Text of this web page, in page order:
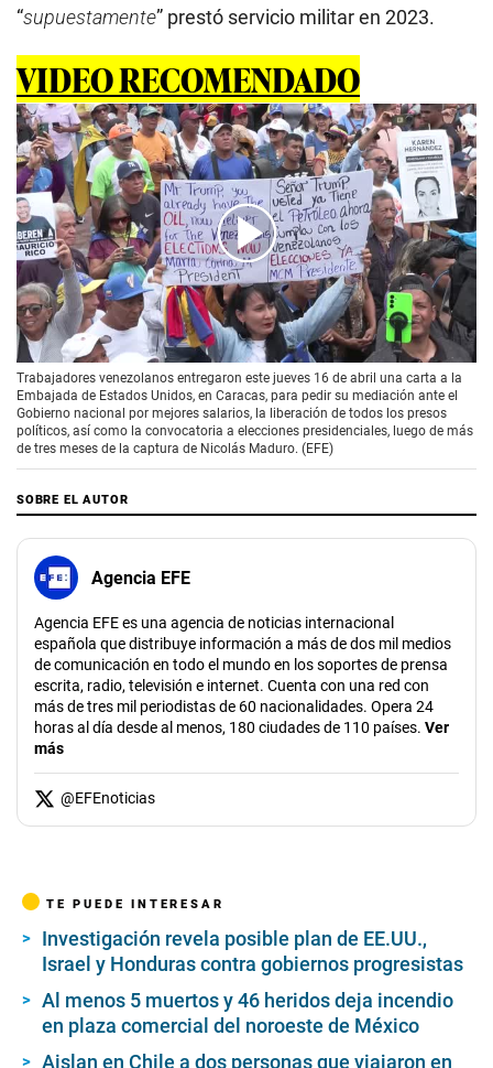
“supuestamente” prestó servicio militar en 2023.
VIDEO RECOMENDADO
00:00 01:41
Trabajadores venezolanos entregaron este jueves 16 de abril una carta a la
Embajada de Estados Unidos, en Caracas, para pedir su mediación ante el
Gobierno nacional por mejores salarios, la liberación de todos los presos
políticos, así como la convocatoria a elecciones presidenciales, luego de más
de tres meses de la captura de Nicolás Maduro. (EFE)
SOBRE EL AUTOR
Agencia EFE
Agencia EFE es una agencia de noticias internacional
española que distribuye información a más de dos mil medios
de comunicación en todo el mundo en los soportes de prensa
escrita, radio, televisión e internet. Cuenta con una red con
más de tres mil periodistas de 60 nacionalidades. Opera 24
horas al día desde al menos, 180 ciudades de 110 países. Ver
más
@EFEnoticias
TE PUEDE INTERESAR
Investigación revela posible plan de EE.UU.,
Israel y Honduras contra gobiernos progresistas
Al menos 5 muertos y 46 heridos deja incendio
en plaza comercial del noroeste de México
Aislan en Chile a dos personas que viajaron en